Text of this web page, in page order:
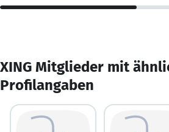
XING Mitglieder mit
Profilangaben